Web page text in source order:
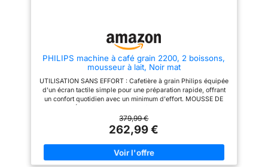
détartrage, pièces amovibles et
indicateurs, avec arrêt
d’énergie et mode veille CE
N’EST PAS JUSTE PARFAIT.
C’EST PERFETTO. Du café du
goûter, Magnifica S transforme
chaque gorgée en un moment
PHILIPS machine à café grain 2200, 2 boissons,
mousseur à lait, Noir mat
UTILISATION SANS EFFORT : Cafetière à grain Philips équipée
d'un écran tactile simple pour une préparation rapide, offrant
un confort quotidien avec un minimum d'effort. MOUSSE DE
mousse de lait lisse et veloutée – parfaite pour les
cappuccinos et les cafés au lait. SPÉCIALITÉS DE CAFÉ
PERSONNALISABLES : Ajustez facilement la taille de la
mouture, l'intensité du café, la quantité et la température selon
vos préférences personnelles. NETTOYAGE FACILE : Le
mousseur à lait classique ne comprend que deux pièces et
379,99 €
262,99 €